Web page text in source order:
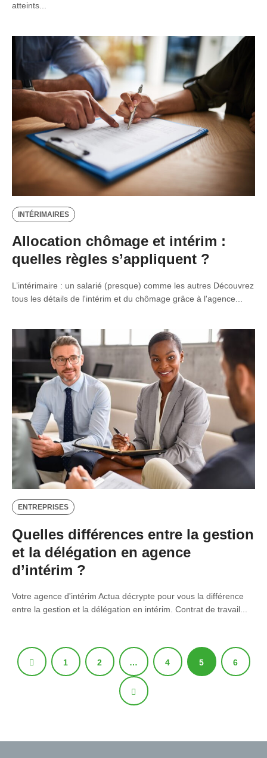
atteints...
INTÉRIMAIRES
Allocation chômage et intérim :
quelles règles s’appliquent ?
L’intérimaire : un salarié (presque) comme les autres Découvrez
tous les détails de l'intérim et du chômage grâce à l'agence...
ENTREPRISES
Quelles différences entre la gestion
et la délégation en agence
d’intérim ?
Votre agence d'intérim Actua décrypte pour vous la différence
entre la gestion et la délégation en intérim. Contrat de travail...
1 2 … 4 5 6